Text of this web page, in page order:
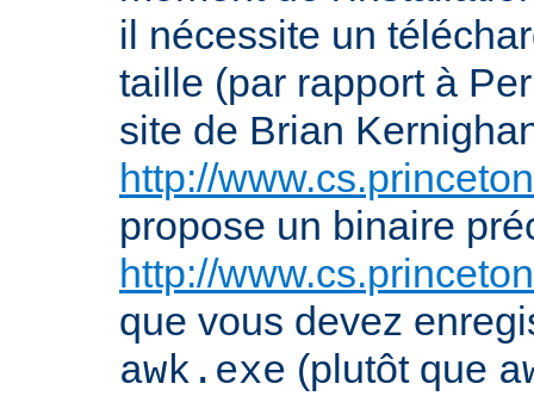
il nécessite un
taille (par rapport à
site de Brian
http://
propose un binaire
http://
que vous devez
awk.exe (plutôt que